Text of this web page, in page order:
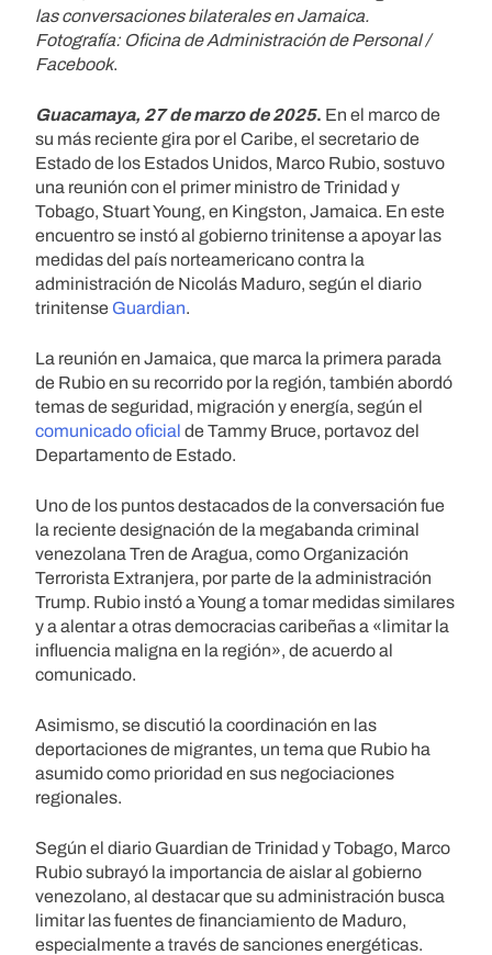
las conversaciones bilaterales en Jamaica.
Fotografía: Oficina de Administración de Personal /
Facebook.
Guacamaya, 27 de marzo de 2025. En el marco de
su más reciente gira por el Caribe, el secretario de
Estado de los Estados Unidos, Marco Rubio, sostuvo
una reunión con el primer ministro de Trinidad y
Tobago, Stuart Young, en Kingston, Jamaica. En este
encuentro se instó al gobierno trinitense a apoyar las
medidas del país norteamericano contra la
administración de Nicolás Maduro, según el diario
trinitense Guardian.
La reunión en Jamaica, que marca la primera parada
de Rubio en su recorrido por la región, también abordó
temas de seguridad, migración y energía, según el
comunicado oficial de Tammy Bruce, portavoz del
Departamento de Estado.
Uno de los puntos destacados de la conversación fue
la reciente designación de la megabanda criminal
venezolana Tren de Aragua, como Organización
Terrorista Extranjera, por parte de la administración
Trump. Rubio instó a Young a tomar medidas similares
y a alentar a otras democracias caribeñas a «limitar la
influencia maligna en la región», de acuerdo al
comunicado.
Asimismo, se discutió la coordinación en las
deportaciones de migrantes, un tema que Rubio ha
asumido como prioridad en sus negociaciones
regionales.
Según el diario Guardian de Trinidad y Tobago, Marco
Rubio subrayó la importancia de aislar al gobierno
venezolano, al destacar que su administración busca
limitar las fuentes de financiamiento de Maduro,
especialmente a través de sanciones energéticas.